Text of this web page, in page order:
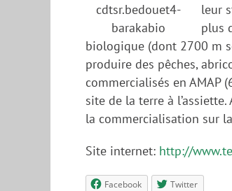
leur
plus
biologique (dont 2700 m
produire des pêches,
commercialisés en AMAP
site de la terre à
la commercialisation sur
Site internet: http://
Facebook Twitter